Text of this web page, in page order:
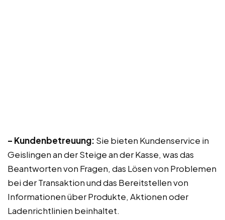
– Kundenbetreuung: Sie bieten Kundenservice in
Geislingen an der Steige an der Kasse, was das
Beantworten von Fragen, das Lösen von Problemen
bei der Transaktion und das Bereitstellen von
Informationen über Produkte, Aktionen oder
Ladenrichtlinien beinhaltet.